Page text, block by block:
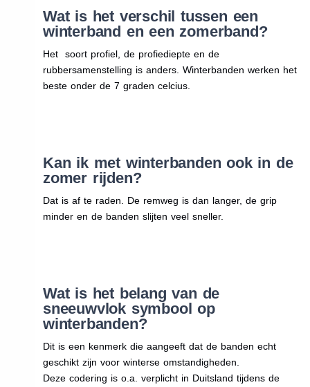
Wat is het verschil tussen een
winterband en een zomerband?
Het soort profiel, de profiediepte en de
rubbersamenstelling is anders. Winterbanden werken het
beste onder de 7 graden celcius.
Kan ik met winterbanden ook in de
zomer rijden?
Dat is af te raden. De remweg is dan langer, de grip
minder en de banden slijten veel sneller.
Wat is het belang van de
sneeuwvlok symbool op
winterbanden?
Dit is een kenmerk die aangeeft dat de banden echt
geschikt zijn voor winterse omstandigheden.
Deze codering is o.a. verplicht in Duitsland tijdens de